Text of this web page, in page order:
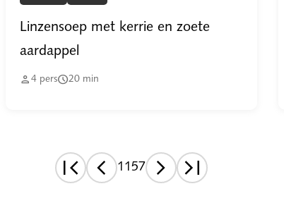
Linzensoep met kerrie en zoete
aardappel
 4 pers20 min
1157